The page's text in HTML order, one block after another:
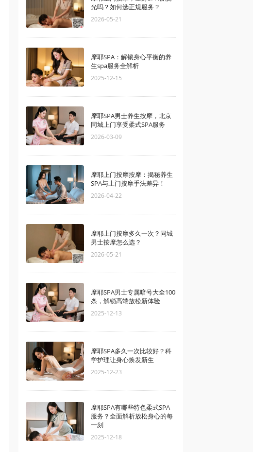
光吗？如何选正规服务？
2026-05-21
摩耶SPA：解锁身心平衡的养
生spa服务全解析
2025-12-15
摩耶SPA男士养生按摩，北京
同城上门享受柔式SPA服务
2026-03-09
摩耶上门按摩按摩：揭秘养生
SPA与上门按摩手法差异！
2026-04-22
摩耶上门按摩多久一次？同城
男士按摩怎么选？
2026-05-21
摩耶SPA男士专属暗号大全100
条，解锁高端放松新体验
2025-12-13
摩耶SPA多久一次比较好？科
学护理让身心焕发新生
2025-12-23
摩耶SPA有哪些特色柔式SPA
服务？全面解析放松身心的每
一刻
2025-12-18